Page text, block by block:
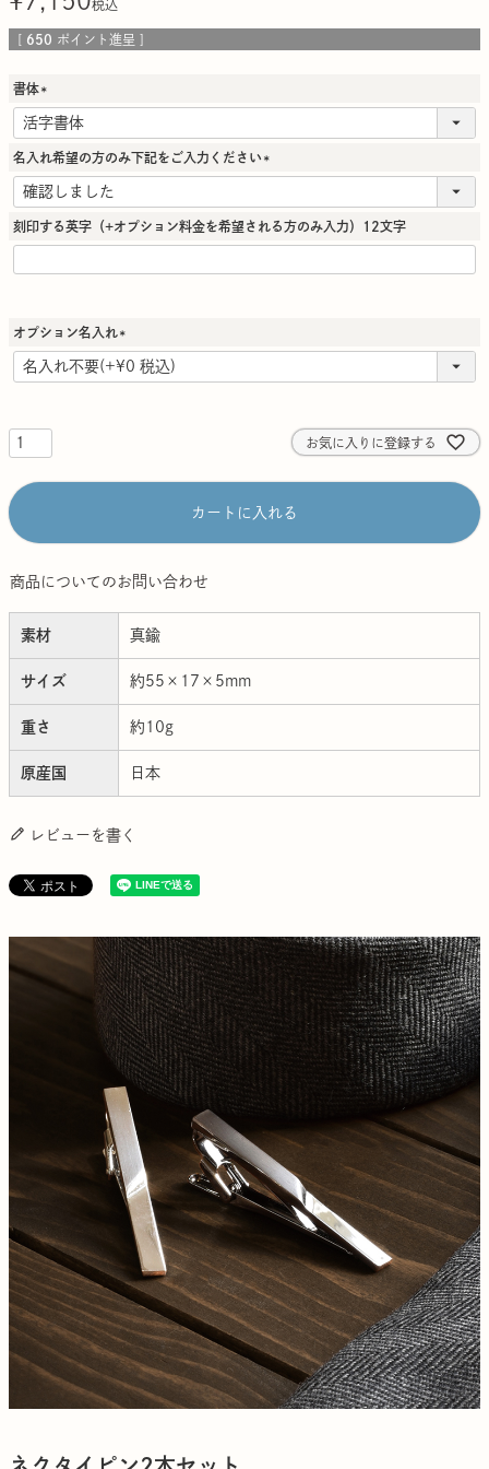
税込
[ 650 ポイント進呈 ]
書体
必
須
名入れ希望の方のみ下記をご入力ください
須
刻印する英字（+オプション料金を希望される方のみ入力）12文字
オプション名入れ
お気に入りに登録する
カートに入れる
商品についてのお問い合わせ
素材 真鍮
サイズ 約55×17×5mm
重さ 約10g
原産国 日本
レビューを書く